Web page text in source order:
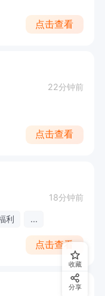
点击查看
22分钟前
点击查看
18分钟前
利 ...
点击查看
收藏
分享